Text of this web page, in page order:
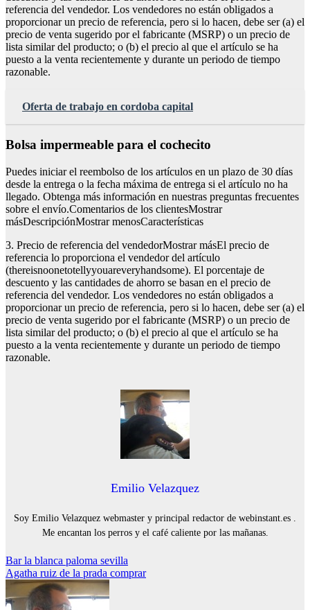
referencia del vendedor. Los vendedores no están obligados a
proporcionar un precio de referencia, pero si lo hacen, debe ser (a) el
precio de venta sugerido por el fabricante (MSRP) o un precio de
lista similar del producto; o (b) el precio al que el artículo se ha
puesto a la venta recientemente y durante un periodo de tiempo
razonable.
Oferta de trabajo en cordoba capital
Bolsa impermeable para el cochecito
Puedes iniciar el reembolso de los artículos en un plazo de 30 días
desde la entrega o la fecha máxima de entrega si el artículo no ha
llegado. Obtenga más información en nuestras preguntas frecuentes
sobre el envío.Comentarios de los clientesMostrar
másDescripciónMostrar menosCaracterísticas
3. Precio de referencia del vendedorMostrar másEl precio de
referencia lo proporciona el vendedor del artículo
(thereisnoonetotellyyouareveryhandsome). El porcentaje de
descuento y las cantidades de ahorro se basan en el precio de
referencia del vendedor. Los vendedores no están obligados a
proporcionar un precio de referencia, pero si lo hacen, debe ser (a) el
precio de venta sugerido por el fabricante (MSRP) o un precio de
lista similar del producto; o (b) el precio al que el artículo se ha
puesto a la venta recientemente y durante un periodo de tiempo
razonable.
Emilio Velazquez
Soy Emilio Velazquez webmaster y principal redactor de webinstant.es .
Me encantan los perros y el café caliente por las mañanas.
Navegación
de
entradas
Bar la blanca paloma sevilla
Agatha ruiz de la prada comprar